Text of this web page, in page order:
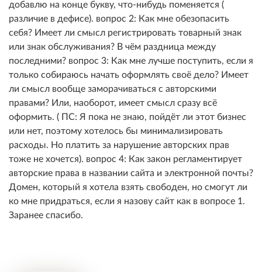
добавлю на конце букву, что-нибудь поменяется (
различие в дефисе). вопрос 2: Как мне обезопасить
себя? Имеет ли смысл регистрировать товарный знак
или знак обслуживания? В чём раздница между
последними? вопрос 3: Как мне лучше поступить, если я
только собираюсь начать оформлять своё дело? Имеет
ли смысл вообще заморачиваться с авторскими
правами? Или, наоборот, имеет смысл сразу всё
оформить. ( ПС: Я пока не знаю, пойдёт ли этот бизнес
или нет, поэтому хотелось бы минимализировать
расходы. Но платить за нарушение авторских прав
тоже не хочется). вопрос 4: Как закон регламентирует
авторские права в названии сайта и электронной почты?
Домен, который я хотела взять свободен, но смогут ли
ко мне придраться, если я назову сайт как в вопросе 1.
Заранее спасибо.